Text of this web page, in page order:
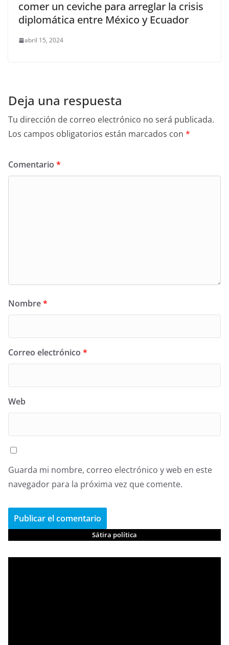
comer un ceviche para arreglar la crisis
diplomática entre México y Ecuador
abril 15, 2024
Deja una respuesta
Tu dirección de correo electrónico no será publicada.
Los campos obligatorios están marcados con *
Comentario *
Nombre*
Correo electrónico *
Web
Guarda mi nombre, correo electrónico y web en este
navegador para la próxima vez que comente.
Sátira política